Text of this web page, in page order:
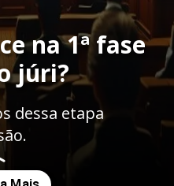
na 1ª fase
júri?
dessa etapa